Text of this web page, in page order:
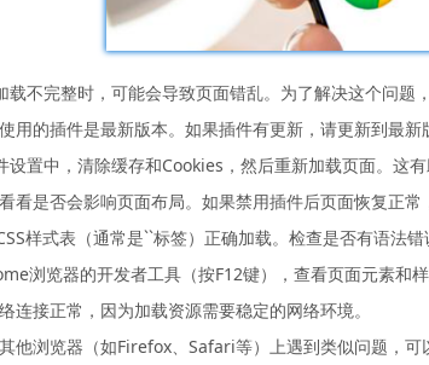
不完整时，可能会导致页面错乱。为了解决这个问题
用的插件是最新版本。如果插件有更新，请更新到最新
置中，清除缓存和Cookies，然后重新加载页面。这
看是否会影响页面布局。如果禁用插件后页面恢复正常
样式表（通常是``标签）正确加载。检查是否有语法错
浏览器的开发者工具（按F12键），查看页面元素和
连接正常，因为加载资源需要稳定的网络环境。
他浏览器（如Firefox、Safari等）上遇到类似问题，可